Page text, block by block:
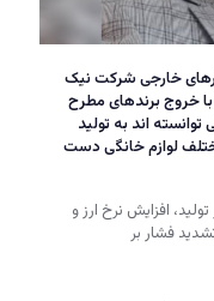
خارجی شرکت نیک
با خروج برندهای مطرح
اند به تولید
مختلف لوازم خانگی دست
افزایش نرخ ارز و
فشار بر